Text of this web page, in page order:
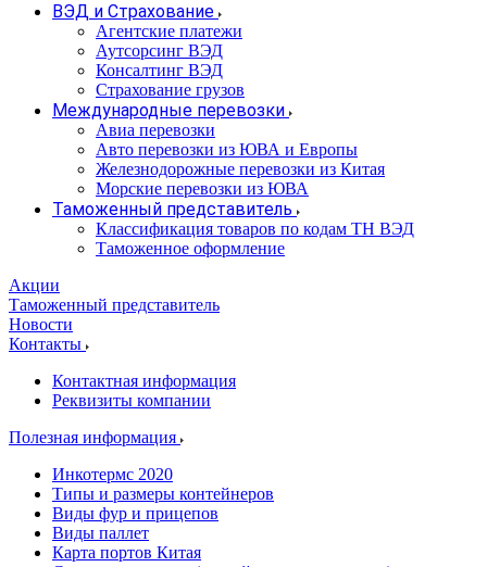
ВЭД и Страхование
Агентские платежи
Аутсорсинг ВЭД
Консалтинг ВЭД
Страхование грузов
Международные перевозки
Авиа перевозки
Авто перевозки из ЮВА и Европы
Железнодорожные перевозки из Китая
Морские перевозки из ЮВА
Таможенный представитель
Классификация товаров по кодам ТН ВЭД
Таможенное оформление
Акции
Таможенный представитель
Новости
Контакты
Контактная информация
Реквизиты компании
Полезная информация
Инкотермс 2020
Типы и размеры контейнеров
Виды фур и прицепов
Виды паллет
Карта портов Китая